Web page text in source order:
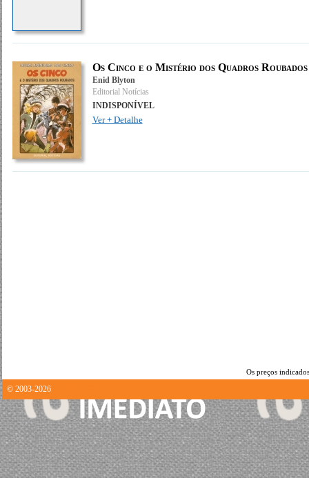
Os Cinco e o Mistério dos Quadros Roubados
Enid Blyton
Editorial Notícias
INDISPONÍVEL
Ver + Detalhe
Os preços
© 2003-2026